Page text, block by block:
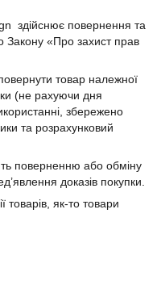
здійснює повернення та
Закону «Про захист прав
товар належної
(не рахуючи дня
збережено
та розрахунковий
поверненню або обміну
доказів покупки.
товарів, як-то товари